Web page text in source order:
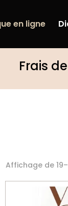
en ligne
Frais
Affichage de